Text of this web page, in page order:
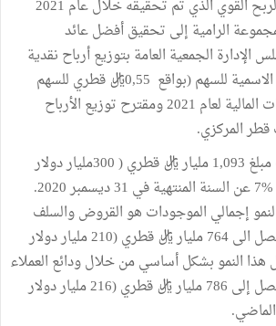
وبناءً على نمو صافي الربح القوي الذي تم تحقيقه خلال عام 2021
الرامية إلى تحقيق أفضل عائد
الجمعية العامة بتوزيع أرباح نقدية
بمعدل %55من القيمة الاسمية للسهم (بواقع 0,55ريال قطري للسهم
الواحد)، علماً بأن البيانات المالية لعام 2021 ومقترح توزيع الأرباح
المركزي.
بلغ إجمالي الموجودات مبلغ 1,093 مليار ريال قطري ( 300مليار دولار
أمريكي) بزيادة نسبتها %7 عن السنة المنتهية في 31 ديسمبر 2020.
إجمالي الموجودات هو القروض والسلف
التي نمت بنسبة %6 تصل الى 764 مليار ريال قطري (210 مليار دولار
النمو بشكل أساسي من خلال ودائع العملاء
التي نمت بنسبة 6% لتصل إلى 786 مليار ريال قطري (216 مليار دولار